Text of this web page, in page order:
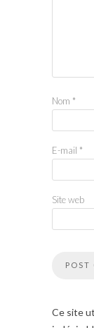
Nom *
E-mail *
Site web
Ce site